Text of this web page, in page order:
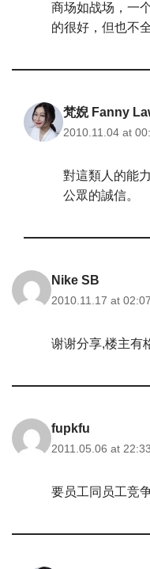
商场如战场，一
的很好，但也不
梵婗 Fanny
2010.11.04 at
對這類人的能
公眾的誠信。
Nike SB
2010.11.17 at 02:07
谢谢分享,楼主有
fupkfu
2011.05.06 at 22:33
要员工同员工竞